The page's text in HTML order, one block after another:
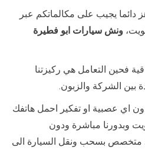
يجيب على مكالماتكم عبر
ونش سيارات ابو فطيرة
فحين التعامل هي ركيزتنا
بين الشركة والزبون.
اي عصبية او تفكير احمل هاتفك
وبدورنا مباشرة ودون
بسحب ونقل السيارة الى